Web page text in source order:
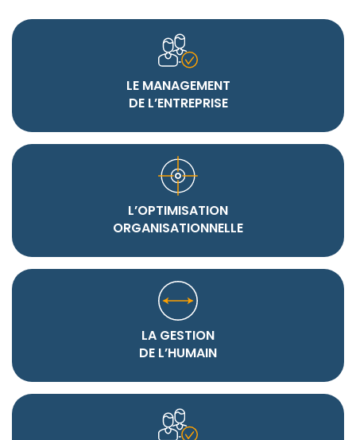
LE MANAGEMENT
DE L’ENTREPRISE
L’OPTIMISATION
ORGANISATIONNELLE
LA GESTION
DE L’HUMAIN